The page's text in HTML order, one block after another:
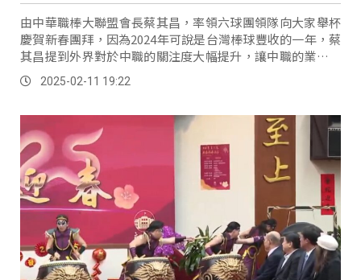
由中華職棒大聯盟會長蔡其昌，率領六球團領隊向大家舉杯
慶賀新春團拜，因為2024年可說是台灣棒球豐收的一年，蔡
其昌提到外界對於中職的關注度大幅提升，讓中職的業績票
房邁向新巔峰；為了精進中職、尤其硬體設備，蔡其昌表示
因應業務量增大、所需工作人數也增多，中職會再尋覓更好
2025-02-11 19:22